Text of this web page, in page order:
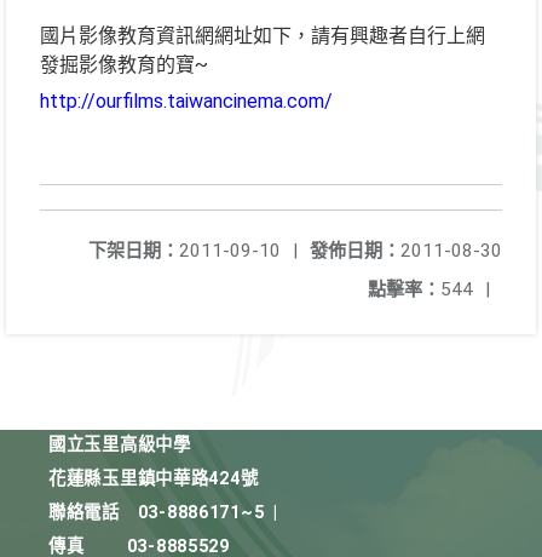
國片影像教育資訊網網址如下，請有興趣者自行上網
發掘影像教育的寶~
http://ourfilms.taiwancinema.com/
發佈日期： 2011-08-30
下架日期： 2011-09-10
|
點擊率： 544 |
國立玉里高級中學
花蓮縣玉里鎮中華路424號
聯絡電話
03-8886171~5
傳真
03-8885529